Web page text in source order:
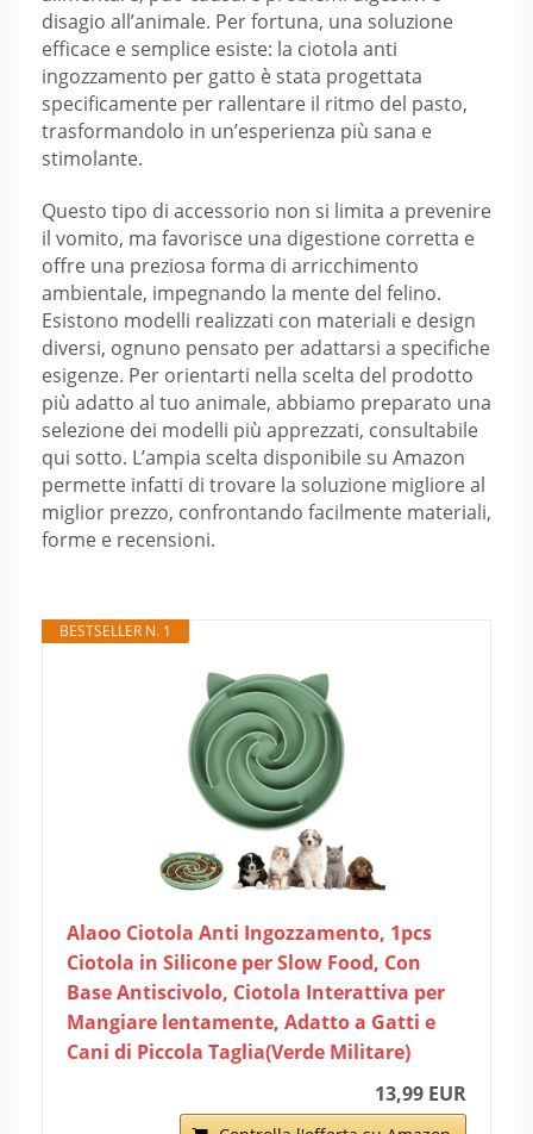
disagio all’animale. Per fortuna, una soluzione
efficace e semplice esiste: la ciotola anti
ingozzamento per gatto è stata progettata
specificamente per rallentare il ritmo del pasto,
trasformandolo in un’esperienza più sana e
stimolante.
Questo tipo di accessorio non si limita a prevenire
il vomito, ma favorisce una digestione corretta e
offre una preziosa forma di arricchimento
ambientale, impegnando la mente del felino.
Esistono modelli realizzati con materiali e design
diversi, ognuno pensato per adattarsi a specifiche
esigenze. Per orientarti nella scelta del prodotto
più adatto al tuo animale, abbiamo preparato una
selezione dei modelli più apprezzati, consultabile
qui sotto. L’ampia scelta disponibile su Amazon
permette infatti di trovare la soluzione migliore al
miglior prezzo, confrontando facilmente materiali,
forme e recensioni.
BESTSELLER N. 1
Alaoo Ciotola Anti Ingozzamento, 1pcs
Ciotola in Silicone per Slow Food, Con
Base Antiscivolo, Ciotola Interattiva per
Mangiare lentamente, Adatto a Gatti e
Cani di Piccola Taglia(Verde Militare)
13,99 EUR